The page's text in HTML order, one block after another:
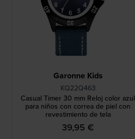
Garonne Kids
KQ22Q463
Casual Timer 30 mm Reloj color azul
para niños con correa de piel con
revestimiento de tela
39,95 €